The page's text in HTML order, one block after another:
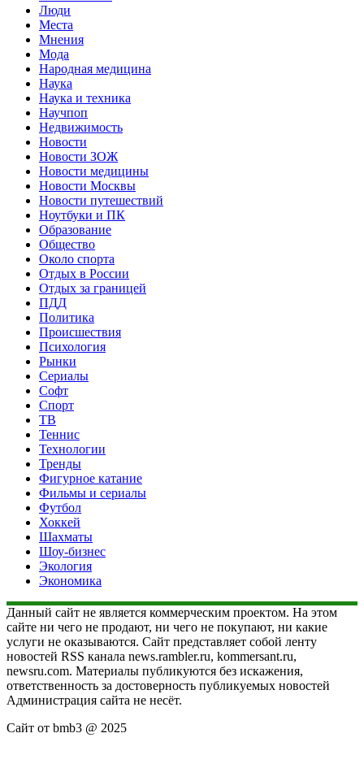
Люди
Места
Мнения
Мода
Народная медицина
Наука
Наука и техника
Научпоп
Недвижимость
Новости
Новости ЗОЖ
Новости медицины
Новости Москвы
Новости путешествий
Ноутбуки и ПК
Образование
Общество
Около спорта
Отдых в России
Отдых за границей
ПДД
Политика
Происшествия
Психология
Рынки
Сериалы
Софт
Спорт
ТВ
Теннис
Технологии
Тренды
Фигурное катание
Фильмы и сериалы
Футбол
Хоккей
Шахматы
Шоу-бизнес
Экология
Экономика
Данный сайт не является коммерческим проектом. На этом
сайте ни чего не продают, ни чего не покупают, ни какие
услуги не оказываются. Сайт представляет собой ленту
новостей RSS канала news.rambler.ru, kommersant.ru,
newsru.com. Материалы публикуются без искажения,
ответственность за достоверность публикуемых новостей
Администрация сайта не несёт.
Сайт от bmb3 @ 2025